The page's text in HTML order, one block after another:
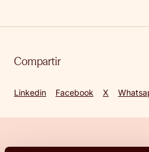
Compartir
Linkedin Facebook X